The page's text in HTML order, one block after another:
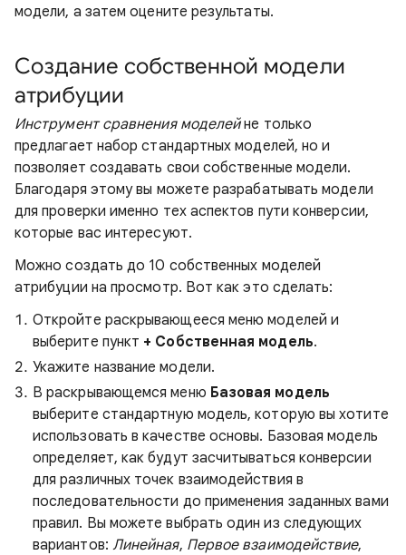
модели, а затем оцените результаты.
Создание собственной модели
атрибуции
Инструмент сравнения моделейне только
предлагает набор стандартных моделей, но и
позволяет создавать свои собственные модели.
Благодаря этому вы можете разрабатывать модели
для проверки именно тех аспектов пути конверсии,
которые вас интересуют.
Можно создать до 10 собственных моделей
атрибуции на просмотр. Вот как это сделать:
Откройте раскрывающееся меню моделей и
выберите пункт + Собственная модель.
Укажите название модели.
В раскрывающемся меню Базовая модель
выберите стандартную модель, которую вы хотите
использовать в качестве основы. Базовая модель
определяет, как будут засчитываться конверсии
для различных точек взаимодействия в
последовательности до применения заданных вами
правил. Вы можете выбрать один из следующих
вариантов: Линейная, Первое взаимодействие,